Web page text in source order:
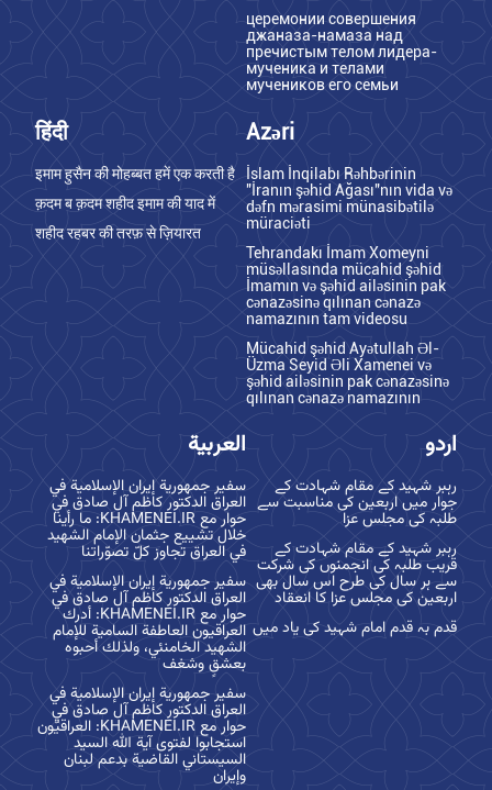
церемонии совершения
джаназа-намаза над
пречистым телом лидера-
мученика и телами
мучеников его семьи
हिंदी
इमाम हुसैन की मोहब्बत हमें एक करती है
क़दम ब क़दम शहीद इमाम की याद में
शहीद रहबर की तरफ़ से ज़ियारत
Azəri
İslam İnqilabı Rəhbərinin
"İranın şəhid Ağası"nın vida və
dəfn mərasimi münasibətilə
müraciəti
Tehrandakı İmam Xomeyni
müsəllasında mücahid şəhid
İmamın və şəhid ailəsinin pak
cənazəsinə qılınan cənazə
namazının tam videosu
Mücahid şəhid Ayətullah Əl-
Üzma Seyid Əli Xamenei və
şəhid ailəsinin pak cənazəsinə
qılınan cənazə namazının
العربية
سفير جمهورية إيران الإسلامية في
العراق الدكتور كاظم آل صادق في
حوار مع KHAMENEI.IR: ما رأينا
خلال تشييع جثمان الإمام الشهيد
في العراق تجاوز كلّ تصوّراتنا
سفير جمهورية إيران الإسلامية في
العراق الدكتور كاظم آل صادق في
حوار مع KHAMENEI.IR: أدرك
العراقيون العاطفة السامية للإمام
الشهيد الخامنئي، ولذلك أحبوه
بعشقٍ وشغف
سفير جمهورية إيران الإسلامية في
العراق الدكتور كاظم آل صادق في
حوار مع KHAMENEI.IR: العراقيّون
استجابوا لفتوى آية الله السيد
السيستاني القاضية بدعم لبنان
وإيران
اردو
رہبر شہید کے مقام شہادت کے
جوار میں اربعین کی مناسبت سے
طلبہ کی مجلس عزا
رہبر شہید کے مقام شہادت کے
قریب طلبہ کی انجمنوں کی شرکت
سے ہر سال کی طرح اس سال بھی
اربعین کی مجلس عزا کا انعقاد
قدم بہ قدم امام شہید کی یاد میں